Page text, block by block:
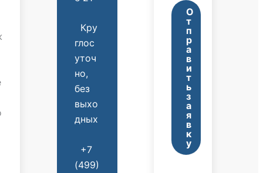
Кру
глос
уточ
но,
без
выхо
дных
+7
(499)
О
т
п
р
а
в
и
т
ь
з
а
я
в
к
у